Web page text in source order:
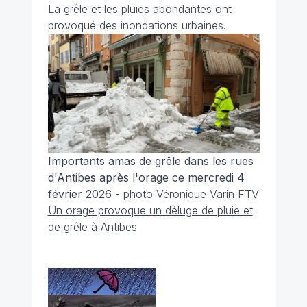
La grêle et les pluies abondantes ont
provoqué des inondations urbaines.
Importants amas de grêle dans les rues
d'Antibes après l'orage ce mercredi 4
février 2026 - photo Véronique Varin FTV
Un orage provoque un déluge de pluie et
de grêle à Antibes